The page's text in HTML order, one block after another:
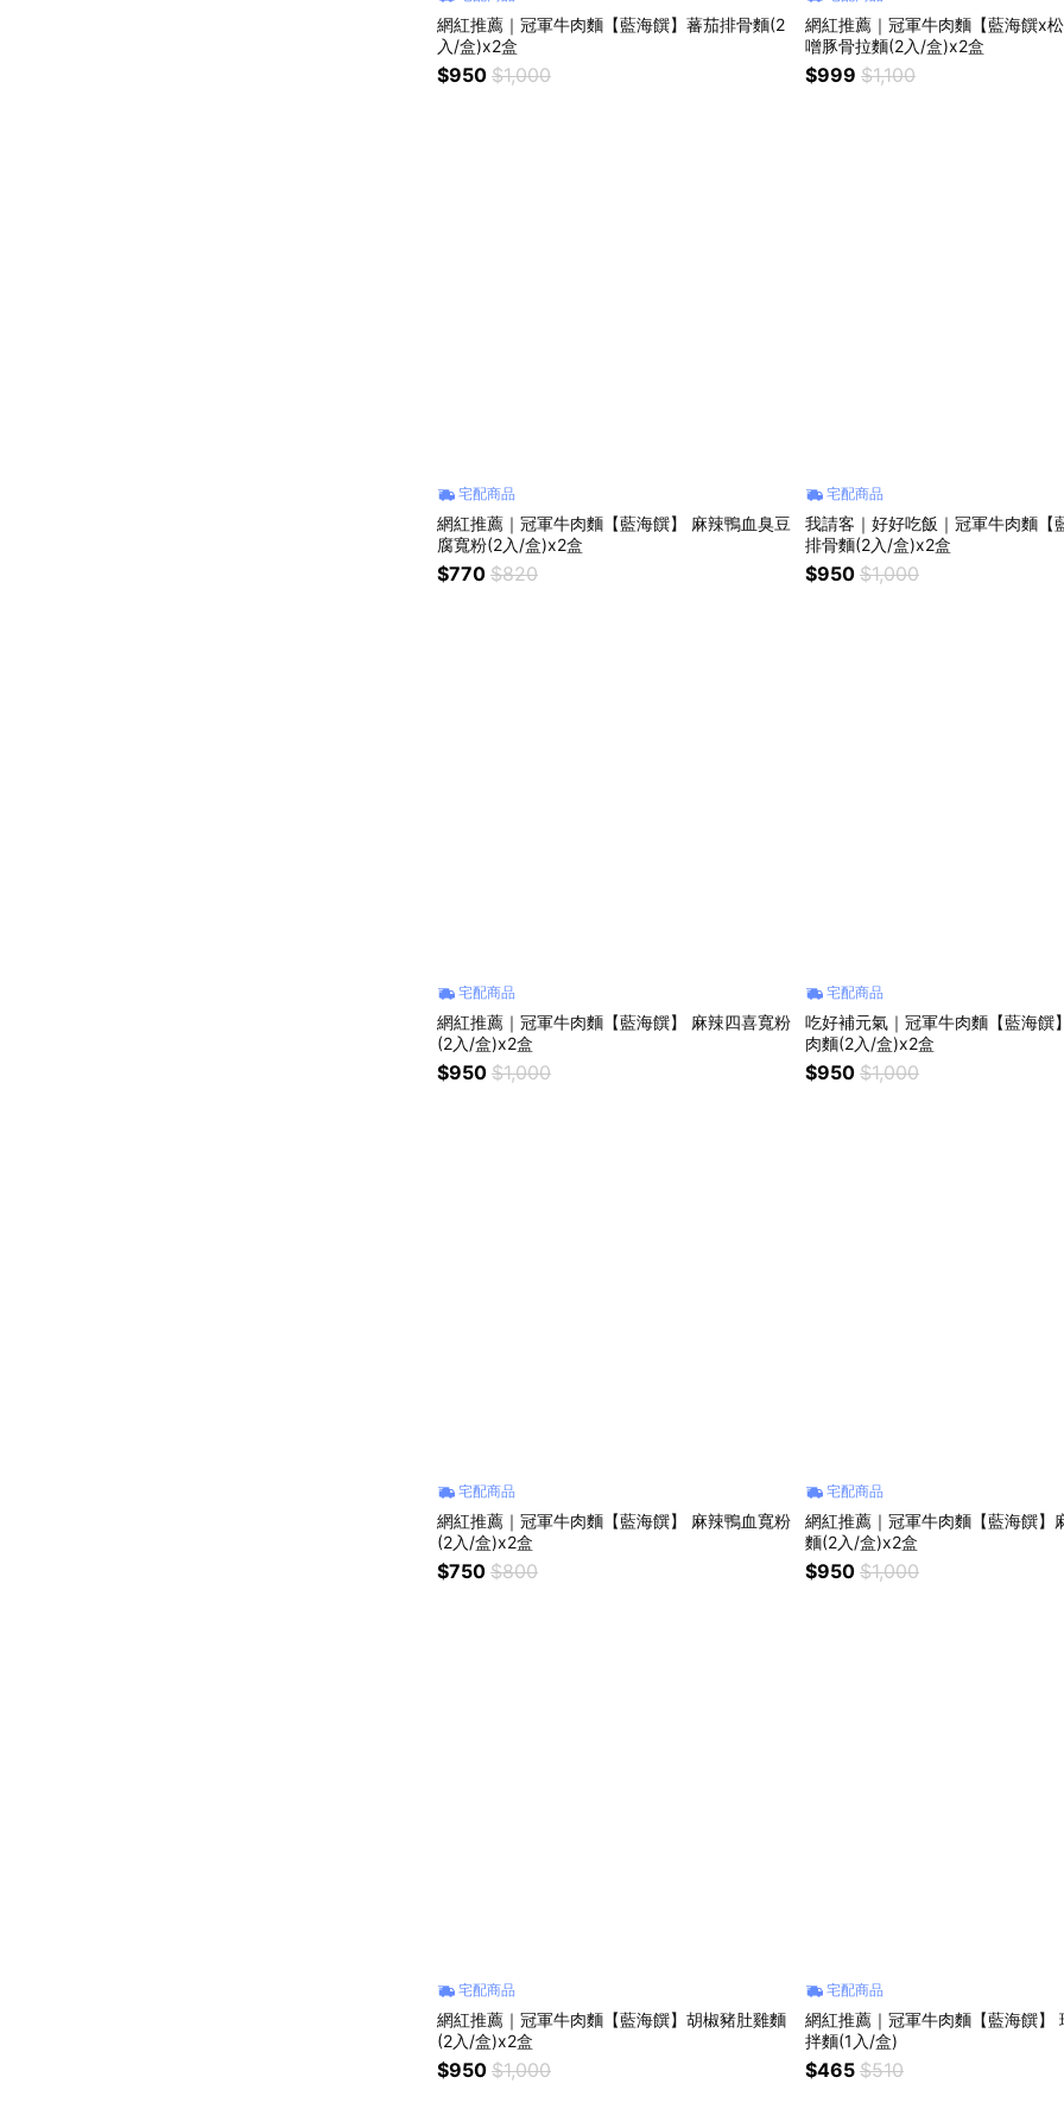
網紅推薦｜冠軍牛肉麵【藍海饌】蕃茄排骨麵(2
入/盒)x2盒
$950 $1,000
網紅推薦｜冠軍牛肉麵【藍海饌x
噌豚骨拉麵(2入/盒)x2盒
$999 $1,100
宅配商品
網紅推薦｜冠軍牛肉麵【藍海饌】 麻辣鴨血臭豆
腐寬粉(2入/盒)x2盒
$770 $820
宅配商品
我請客｜好好吃飯｜冠軍牛肉麵【
排骨麵(2入/盒)x2盒
$950 $1,000
宅配商品
網紅推薦｜冠軍牛肉麵【藍海饌】 麻辣四喜寬粉
(2入/盒)x2盒
$950 $1,000
宅配商品
吃好補元氣｜冠軍牛肉麵【藍海饌
肉麵(2入/盒)x2盒
$950 $1,000
宅配商品
網紅推薦｜冠軍牛肉麵【藍海饌】 麻辣鴨血寬粉
(2入/盒)x2盒
$750 $800
宅配商品
網紅推薦｜冠軍牛肉麵【藍海饌】
麵(2入/盒)x2盒
$950 $1,000
宅配商品
網紅推薦｜冠軍牛肉麵【藍海饌】胡椒豬肚雞麵
(2入/盒)x2盒
$950 $1,000
宅配商品
網紅推薦｜冠軍牛肉麵【藍海饌】
拌麵(1入/盒)
$465 $510